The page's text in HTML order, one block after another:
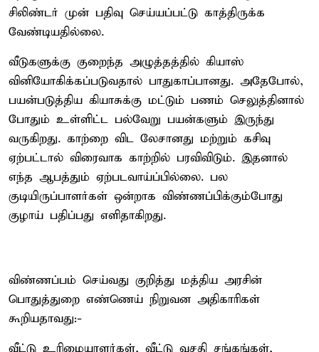
சிலிண்டர் முன் பதிவு செய்யப்பட்டு காத்திருக்க
வேண்டியதில்லை.
வீடுகளுக்கு குறைந்த அழுத்தத்தில் கியாஸ்
வினியோகிக்கப்படுவதால் பாதுகாப்பானது. அதேபோல்,
பயன்படுத்திய கியாசுக்கு மட்டும் பணம் செலுத்தினால்
போதும் உள்ளிட்ட பல்வேறு பயன்களும் இருந்து
வருகிறது. காற்றை விட லேசானது மற்றும் கசிவு
ஏற்பட்டால் விரைவாக காற்றில் பரவிவிடும். இதனால்
எந்த ஆபத்தும் ஏற்படவாய்ப்பில்லை. பல
குடியிருப்பாளர்கள் ஒன்றாக விண்ணப்பிக்கும்போது
குழாய் பதிப்பது எளிதாகிறது.
விண்ணப்பம் செய்வது குறித்து மத்திய அரசின்
பொதுத்துறை எண்ணெய் நிறுவன அதிகாரிகள்
கூறியதாவது:-
வீட்டு உரிமையாளர்கள், வீட்டு வசதி சங்கங்கள்,